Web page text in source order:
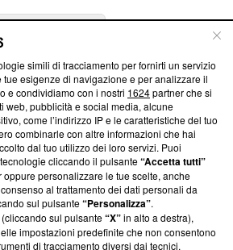
trasparenti su Blasting
editoriali e su come ci impegniamo a
Inoltre, afferma la nostra aderenza a
Integrity’Blasting News non è
ma ha richiesto di farne
ha ancora effettuato una verifica di
simili di tracciamento per fornirti un servizio
esigenze di navigazione e per analizzare il
e condividiamo con i nostri 1624partner che si
web, pubblicità e social media, alcune
come l’indirizzo IP e le caratteristiche del tuo
combinarle con altre informazioni che hai
dal tuo utilizzo dei loro servizi. Puoi
cliccando il pulsante“Accetta tutti”
personalizzare le tue scelte, anche
al trattamento dei dati personali da
sul pulsante“Personalizza”.
sul pulsante“X”in alto a destra),
impostazioni predefinite che non consentono
di tracciamento diversi dai tecnici.